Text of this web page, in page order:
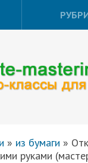
» из бумаги »
руками